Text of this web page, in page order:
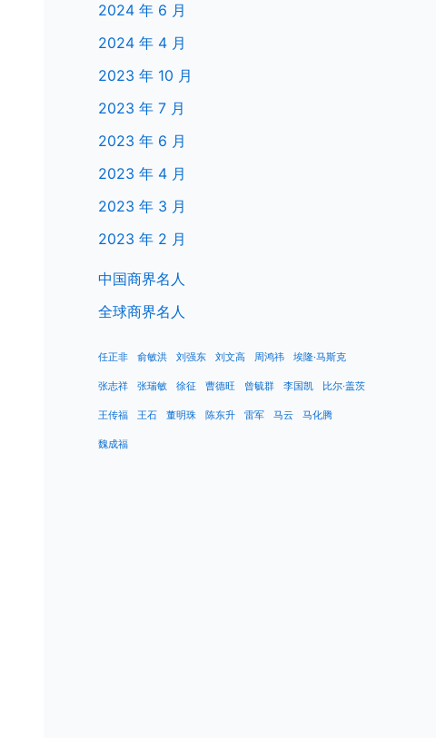
2024 年 6 月
2024 年 4 月
2023 年 10 月
2023 年 7 月
2023 年 6 月
2023 年 4 月
2023 年 3 月
2023 年 2 月
中国商界名人
全球商界名人
任正非 俞敏洪 刘强东 刘文高 周鸿祎 埃隆·马斯克
张志祥 张瑞敏 徐征 曹德旺 曾毓群 李国凯 比尔·盖茨
王传福 王石 董明珠 陈东升 雷军 马云 马化腾
魏成福